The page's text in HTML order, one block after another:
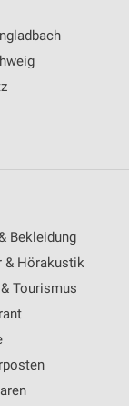
Bekleidung
& Hörakustik
Tourismus